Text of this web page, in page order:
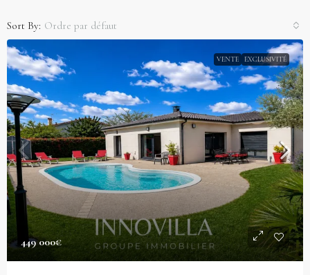
Sort By: Ordre par défaut
VENTE EXCLUSIVITÉ
449 000€